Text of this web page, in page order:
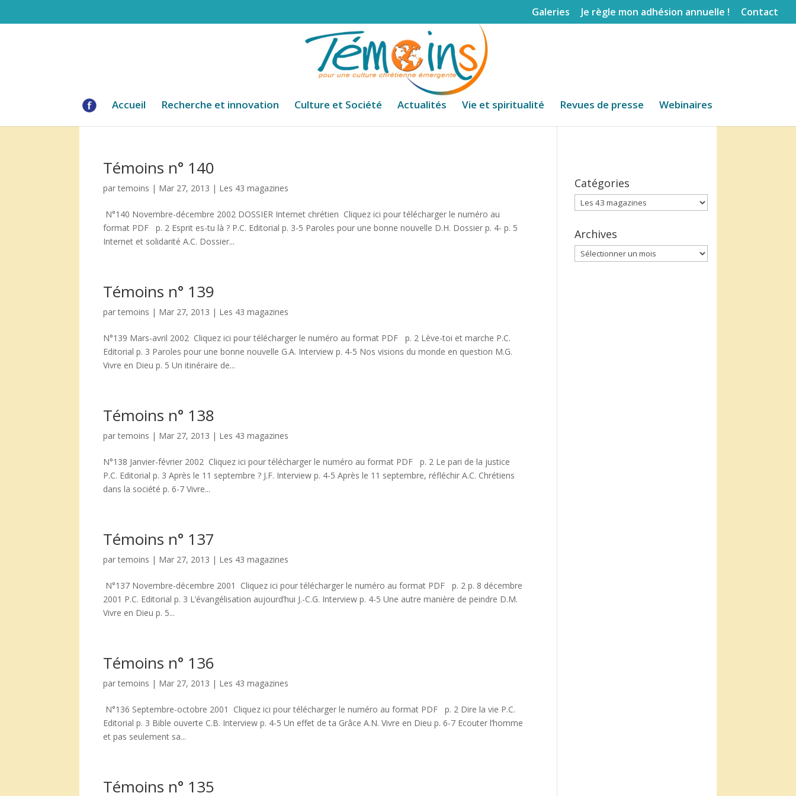
Galeries Je règle mon adhésion annuelle ! Contact
Accueil Recherche et innovation Culture et Société Actualités Vie et spiritualité Revues de presse Webinaires
Témoins n° 140
partemoins | Mar 27, 2013 | Les 43 magazines
N°140 Novembre-décembre 2002 DOSSIER Internet chrétien Cliquez ici pour télécharger le numéro au
format PDF p. 2 Esprit es-tu là ? P.C. Editorial p. 3-5 Paroles pour une bonne nouvelle D.H. Dossier p. 4- p. 5
Internet et solidarité A.C. Dossier...
Témoins n° 139
partemoins | Mar 27, 2013 | Les 43 magazines
N°139 Mars-avril 2002 Cliquez ici pour télécharger le numéro au format PDF p. 2 Lève-toi et marche P.C.
Editorial p. 3 Paroles pour une bonne nouvelle G.A. Interview p. 4-5 Nos visions du monde en question M.G.
Vivre en Dieu p. 5 Un itinéraire de...
Témoins n° 138
partemoins | Mar 27, 2013 | Les 43 magazines
N°138 Janvier-février 2002 Cliquez ici pour télécharger le numéro au format PDF p. 2 Le pari de la justice
P.C. Editorial p. 3 Après le 11 septembre ? J.F. Interview p. 4-5 Après le 11 septembre, réfléchir A.C. Chrétiens
dans la société p. 6-7 Vivre...
Témoins n° 137
partemoins | Mar 27, 2013 | Les 43 magazines
N°137 Novembre-décembre 2001 Cliquez ici pour télécharger le numéro au format PDF p. 2 p. 8 décembre
2001 P.C. Editorial p. 3 L’évangélisation aujourd’hui J.-C.G. Interview p. 4-5 Une autre manière de peindre D.M.
Vivre en Dieu p. 5...
Témoins n° 136
partemoins | Mar 27, 2013 | Les 43 magazines
N°136 Septembre-octobre 2001 Cliquez ici pour télécharger le numéro au format PDF p. 2 Dire la vie P.C.
Editorial p. 3 Bible ouverte C.B. Interview p. 4-5 Un effet de ta Grâce A.N. Vivre en Dieu p. 6-7 Ecouter l’homme
et pas seulement sa...
Témoins n° 135
Catégories
Catégories
Archives
Archives